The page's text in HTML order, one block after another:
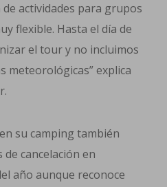
actividades para grupos
flexible. Hasta el día de
el tour y no incluimos
meteorológicas” explica
su camping también
cancelación en
año aunque reconoce